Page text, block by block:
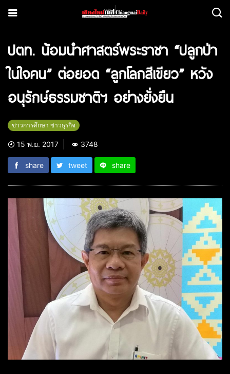
ปตท. น้อมนำศาสตร์พระราชา “ปลูกป่า
ในใจคน” ต่อยอด “ลูกโลกสีเขียว” หวัง
อนุรักษ์ธรรมชาติฯ อย่างยั่งยืน
ข่าวการศึกษา ข่าวธุรกิจ
15 พ.ย. 2017 3748
share tweet share